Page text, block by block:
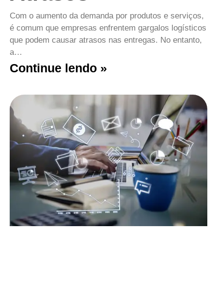
Com o aumento da demanda por produtos e serviços,
é comum que empresas enfrentem gargalos logísticos
que podem causar atrasos nas entregas. No entanto,
a…
Continue lendo »